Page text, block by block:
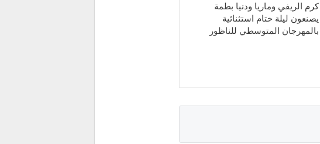
كرم الريفي وماريا ودنيا بطمة
يصنعون ليلة ختام استثنائية
بالمهرجان المتوسطي للناظور